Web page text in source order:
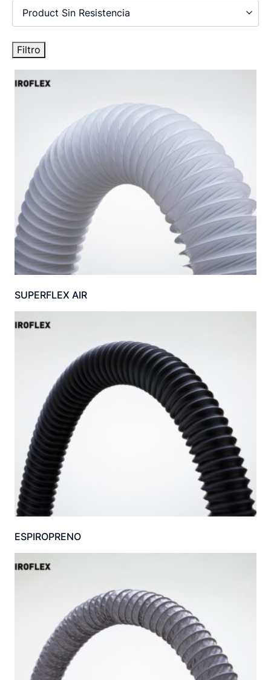
Product Sin Resistencia
Filtro
SUPERFLEX AIR
ESPIROPRENO